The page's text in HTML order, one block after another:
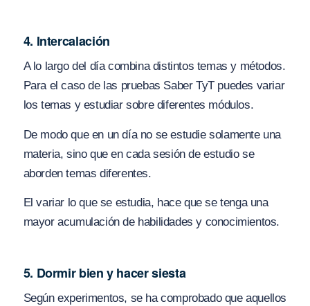
4. Intercalación
A lo largo del día combina distintos temas y métodos.
Para el caso de las pruebas Saber TyT puedes variar
los temas y estudiar sobre diferentes módulos.
De modo que en un día no se estudie solamente una
materia, sino que en cada sesión de estudio se
aborden temas diferentes.
El variar lo que se estudia, hace que se tenga una
mayor acumulación de habilidades y conocimientos.
5. Dormir bien y hacer siesta
Según experimentos, se ha comprobado que aquellos